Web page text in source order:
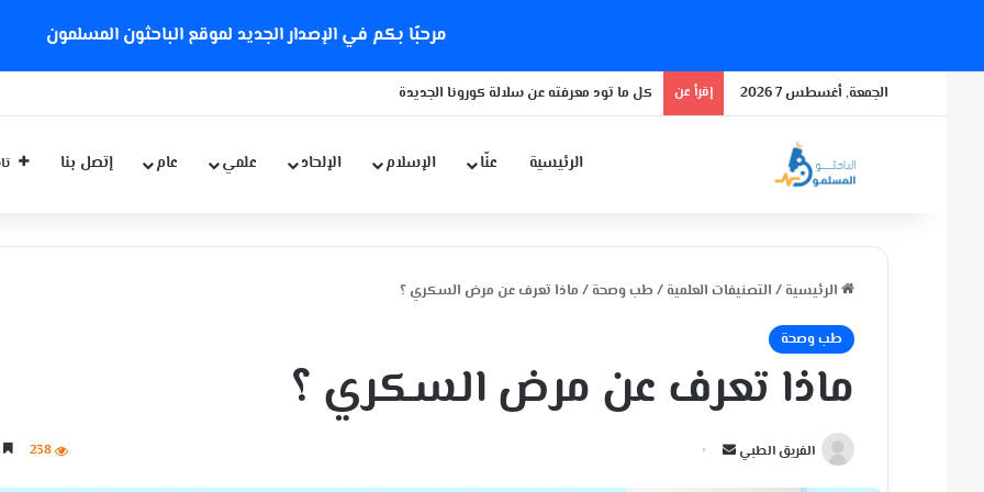
مرحبًا بكم في الإصدار الجديد لموقع الباحثون المسلمون
الجمعة, أغسطس 7 2026 إقرأ عن كل ما تود معرفته عن سلالة كورونا الجديدة
الرئيسية عنّا الإسلام الإلحاد علمي عام إتصل بنا
الرئيسية / التصنيفات العلمية / طب وصحة / ماذا تعرف عن مرض السكري ؟
طب وصحة
ماذا تعرف عن مرض السكري ؟
الفريق الطبي
أ
238 5 دقائق